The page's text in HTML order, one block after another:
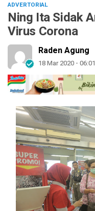
ADVERTORIAL
Ning Ita Sidak
Virus Corona
Raden Agung
18 Mar 2020 -